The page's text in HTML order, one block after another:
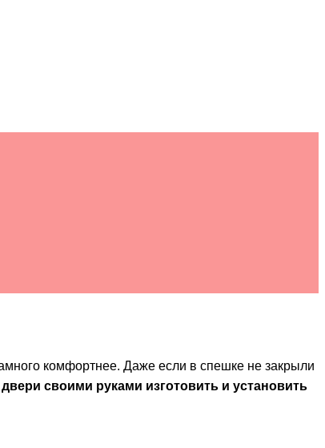
комфортнее. Даже если в спешке не закрыли
своими руками изготовить и установить